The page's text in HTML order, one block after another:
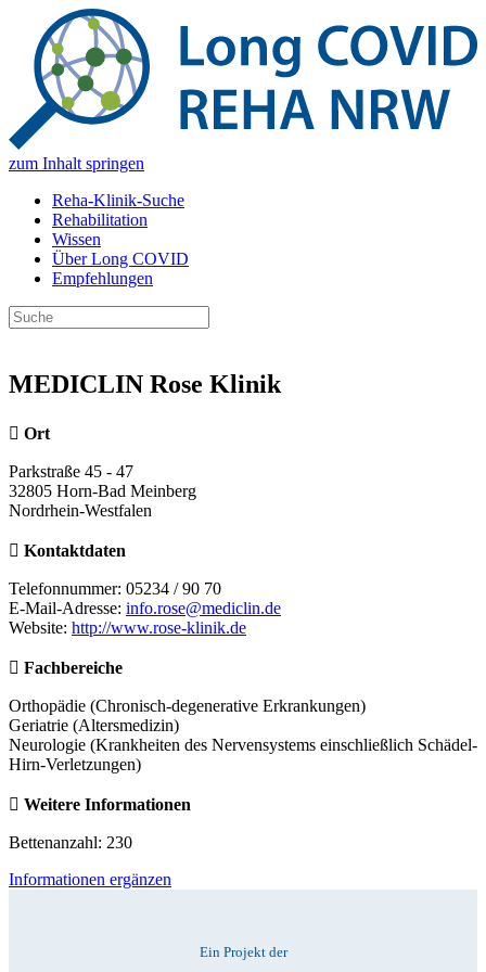
zum Inhalt springen
Reha-Klinik-Suche
Rehabilitation
Wissen
Über Long COVID
Empfehlungen
MEDICLIN Rose Klinik
Ort
Parkstraße 45 - 47
32805 Horn-Bad Meinberg
Nordrhein-Westfalen
Kontaktdaten
Telefonnummer: 05234 / 90 70
E-Mail-Adresse: info.rose@mediclin.de
Website: http://www.rose-klinik.de
Fachbereiche
Orthopädie (Chronisch-degenerative Erkrankungen)
Geriatrie (Altersmedizin)
Neurologie (Krankheiten des Nervensystems einschließlich Schädel-
Hirn-Verletzungen)
Weitere Informationen
Bettenanzahl: 230
Informationen ergänzen
Ein Projekt der